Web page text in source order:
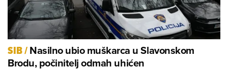
SIB/Nasilno ubio muškarca u Slavonskom
Brodu, počinitelj odmah uhićen